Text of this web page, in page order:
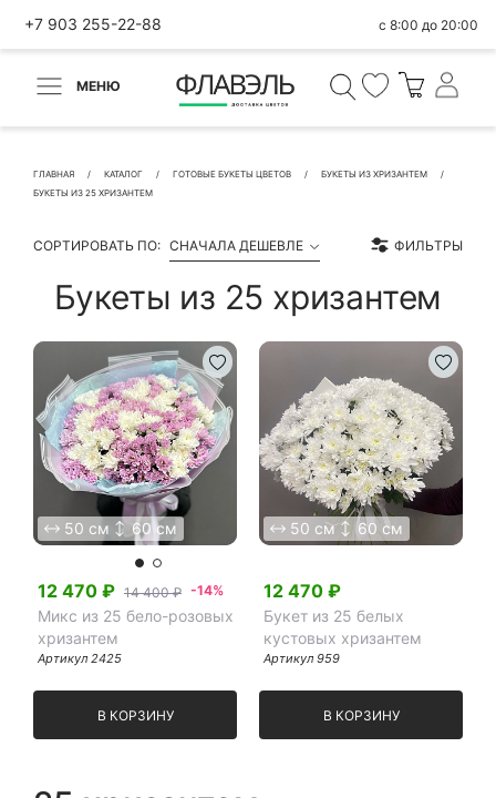
+7 903 255-22-88 с 8:00 до 20:00
МЕНЮ
ГЛАВНАЯ КАТАЛОГ ГОТОВЫЕ БУКЕТЫ ЦВЕТОВ
БУКЕТЫ ИЗ ХРИЗАНТЕМ
БУКЕТЫ ИЗ 25 ХРИЗАНТЕМ
СОРТИРОВАТЬ ПО: СНАЧАЛА ДЕШЕВЛЕ ФИЛЬТРЫ
Букеты из 25 хризантем
50 см 60 см
12 470 ₽ 14 400 ₽ -14%
Микс из 25 бело-розовых
хризантем
Артикул 2425
В КОРЗИНУ
50 см 60 см
12 470 ₽
Букет из 25 белых
кустовых хризантем
Артикул 959
В КОРЗИНУ
ВЕРНУТЬСЯ
Быстрая покупка
КОНТАКТНЫЕ ДАННЫЕ
БЫСТРАЯ ПОКУПКА
Я принимаю Политику конфиденциальности и
Правила использования сайта ФЛАВЭЛЬ. Мы не
продаем ваши данные и храним их в безопасности